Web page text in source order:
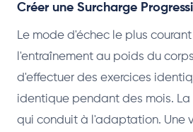
Créer une Surcharge
Le mode d'échec le plus
l'entraînement au poids du
d'effectuer des exercices
identique pendant des mois. La
qui conduit à l'adaptation. Une